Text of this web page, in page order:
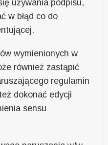
używania podpisu,
w błąd co do
wymienionych w
również zastąpić
regulamin
dokonać edycji
sensu